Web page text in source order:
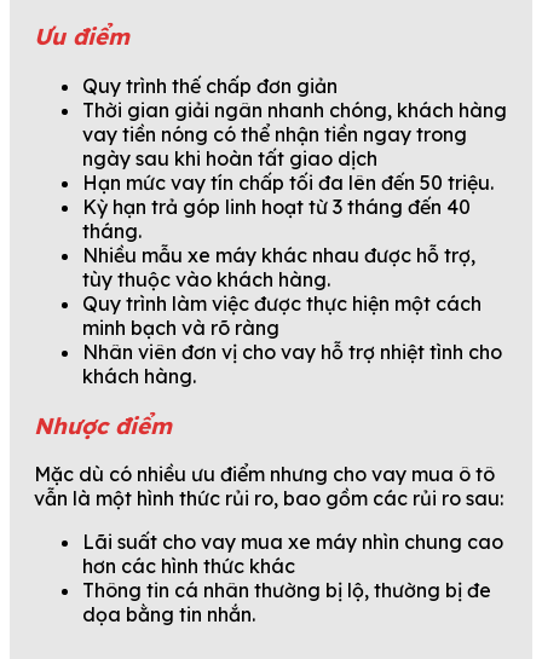
Ưu điểm
Quy trình thế chấp đơn giản
Thời gian giải ngân nhanh chóng, khách hàng
vay tiền nóng có thể nhận tiền ngay trong
ngày sau khi hoàn tất giao dịch
Hạn mức vay tín chấp tối đa lên đến 50 triệu.
Kỳ hạn trả góp linh hoạt từ 3 tháng đến 40
tháng.
Nhiều mẫu xe máy khác nhau được hỗ trợ,
tùy thuộc vào khách hàng.
Quy trình làm việc được thực hiện một cách
minh bạch và rõ ràng
Nhân viên đơn vị cho vay hỗ trợ nhiệt tình cho
khách hàng.
Nhược điểm
Mặc dù có nhiều ưu điểm nhưng cho vay mua ô tô
vẫn là một hình thức rủi ro, bao gồm các rủi ro sau:
Lãi suất cho vay mua xe máy nhìn chung cao
hơn các hình thức khác
Thông tin cá nhân thường bị lộ, thường bị đe
dọa bằng tin nhắn.